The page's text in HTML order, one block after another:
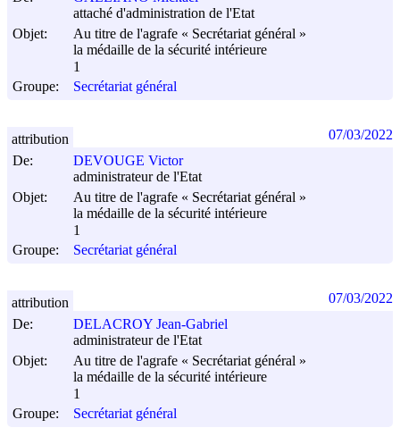
attaché d'administration de l'Etat
Objet:
Au titre de l'agrafe « Secrétariat général »
la médaille de la sécurité intérieure
1
Groupe:
Secrétariat général
De:
DEVOUGE Victor
administrateur de l'Etat
Objet:
Au titre de l'agrafe « Secrétariat général »
la médaille de la sécurité intérieure
1
Groupe:
Secrétariat général
attribution 07/03/2022
De:
DELACROY Jean-Gabriel
administrateur de l'Etat
Objet:
Au titre de l'agrafe « Secrétariat général »
la médaille de la sécurité intérieure
1
Groupe:
Secrétariat général
attribution 07/03/2022